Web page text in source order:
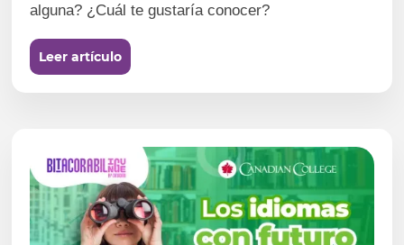
alguna? ¿Cuál te gustaría conocer?
Leer artículo